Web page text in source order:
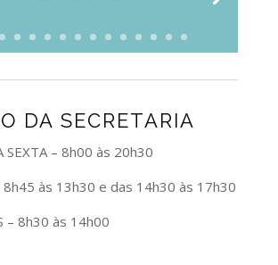
DA SECRETARIA
SEXTA – 8h00 às 20h30
8h45 às 13h30 e das 14h30 às 17h30
– 8h30 às 14h00